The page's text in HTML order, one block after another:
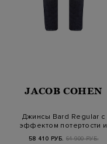
JACOB COHEN
Джинсы Bard Regular с
эффектом потертости и
58 410 РУБ. 64 900 РУБ.